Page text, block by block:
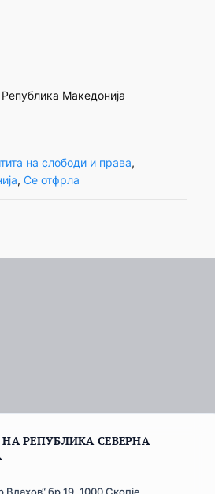
Македонија
на слободи и права
, Се отфрла
НА РЕПУБЛИКА СЕВЕРНА